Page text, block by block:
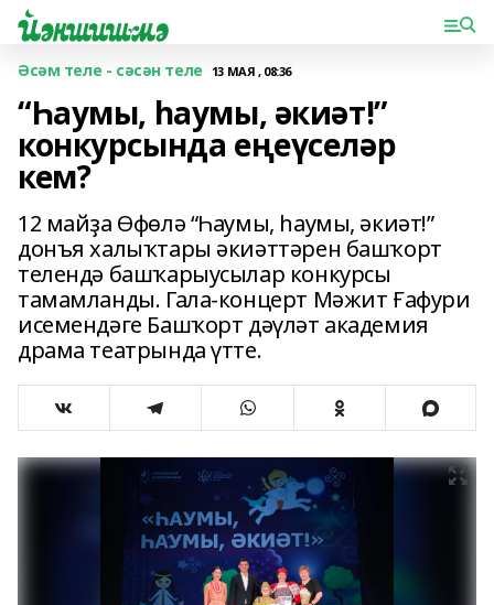
Әсәм теле - сәсән теле 13 МАЯ , 08:36
“Һаумы, һаумы, әкиәт!”
конкурсында еңеүселәр
кем?
12 майҙа Өфөлә “Һаумы, һаумы, әкиәт!”
донъя халыҡтары әкиәттәрен башҡорт
телендә башҡарыусылар конкурсы
тамамланды. Гала-концерт Мәжит Ғафури
исемендәге Башҡорт дәүләт академия
драма театрында үтте.